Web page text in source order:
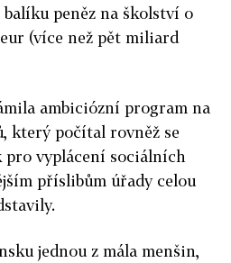
balíku peněz na školství o
(více než pět miliard
ambiciózní program na
který počítal rovněž se
vyplácení sociálních
příslibům úřady celou
jednou z mála menšin,